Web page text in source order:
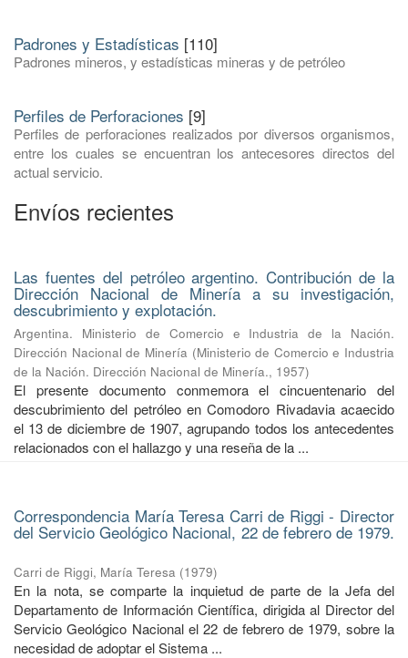
Padrones y Estadísticas [110]
Padrones mineros, y estadísticas mineras y de petróleo
Perfiles de Perforaciones [9]
Perfiles de perforaciones realizados por diversos organismos,
entre los cuales se encuentran los antecesores directos del
actual servicio.
Envíos recientes
Las fuentes del petróleo argentino. Contribución de la
Dirección Nacional de Minería a su investigación,
descubrimiento y explotación.
Argentina. Ministerio de Comercio e Industria de la Nación.
Dirección Nacional de Minería (Ministerio de Comercio e Industria
de la Nación. Dirección Nacional de Minería., 1957)
El presente documento conmemora el cincuentenario del
descubrimiento del petróleo en Comodoro Rivadavia acaecido
el 13 de diciembre de 1907, agrupando todos los antecedentes
relacionados con el hallazgo y una reseña de la ...
Correspondencia María Teresa Carri de Riggi - Director
del Servicio Geológico Nacional, 22 de febrero de 1979.
Carri de Riggi, María Teresa (1979)
En la nota, se comparte la inquietud de parte de la Jefa del
Departamento de Información Científica, dirigida al Director del
Servicio Geológico Nacional el 22 de febrero de 1979, sobre la
necesidad de adoptar el Sistema ...